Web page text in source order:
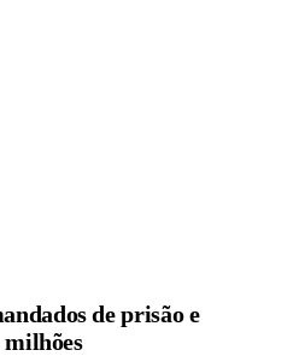
de prisão e
milhões